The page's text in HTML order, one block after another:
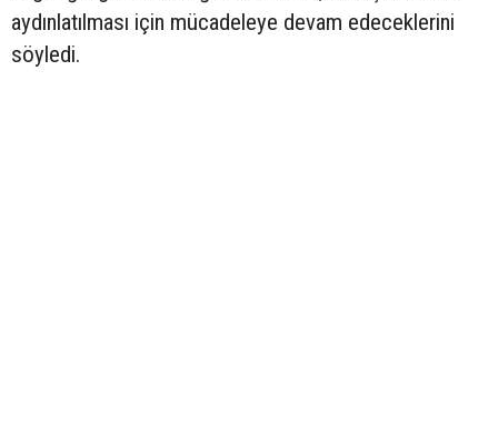
aydınlatılması için mücadeleye devam edeceklerini
söyledi.